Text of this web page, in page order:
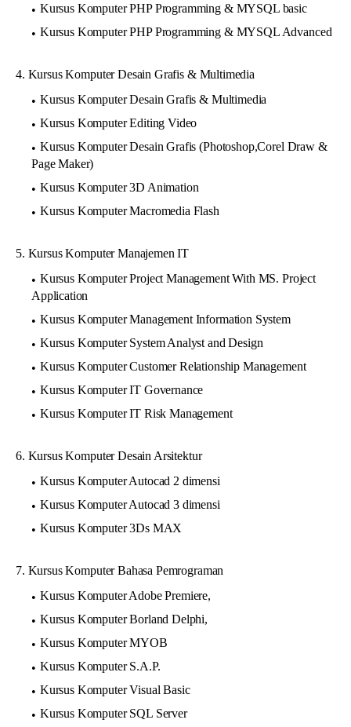
Kursus Komputer PHP Programming & MYSQL basic
Kursus Komputer PHP Programming & MYSQL Advanced
4. Kursus Komputer Desain Grafis & Multimedia
Kursus Komputer Desain Grafis & Multimedia
Kursus Komputer Editing Video
Kursus Komputer Desain Grafis (Photoshop,Corel Draw &
Page Maker)
Kursus Komputer 3D Animation
Kursus Komputer Macromedia Flash
5. Kursus Komputer Manajemen IT
Kursus Komputer Project Management With MS. Project
Application
Kursus Komputer Management Information System
Kursus Komputer System Analyst and Design
Kursus Komputer Customer Relationship Management
Kursus Komputer IT Governance
Kursus Komputer IT Risk Management
6. Kursus Komputer Desain Arsitektur
Kursus Komputer Autocad 2 dimensi
Kursus Komputer Autocad 3 dimensi
Kursus Komputer 3Ds MAX
7. Kursus Komputer Bahasa Pemrograman
Kursus Komputer Adobe Premiere,
Kursus Komputer Borland Delphi,
Kursus Komputer MYOB
Kursus Komputer S.A.P.
Kursus Komputer Visual Basic
Kursus Komputer SQL Server